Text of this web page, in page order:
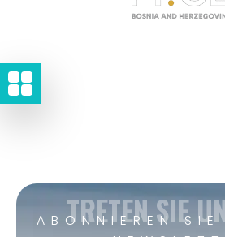
ABONNIEREN SIE
TRETEN SIE